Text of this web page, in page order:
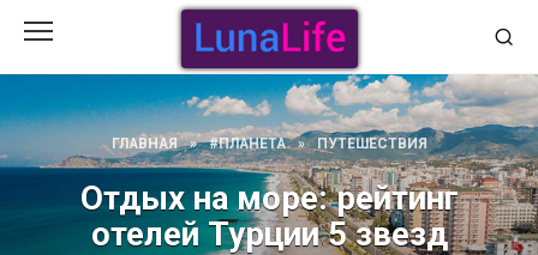
содержанию
ГЛАВНАЯ » #ПЛАНЕТА » ПУТЕШЕСТВИЯ
Отдых на море: рейтинг
отелей Турции 5 звезд